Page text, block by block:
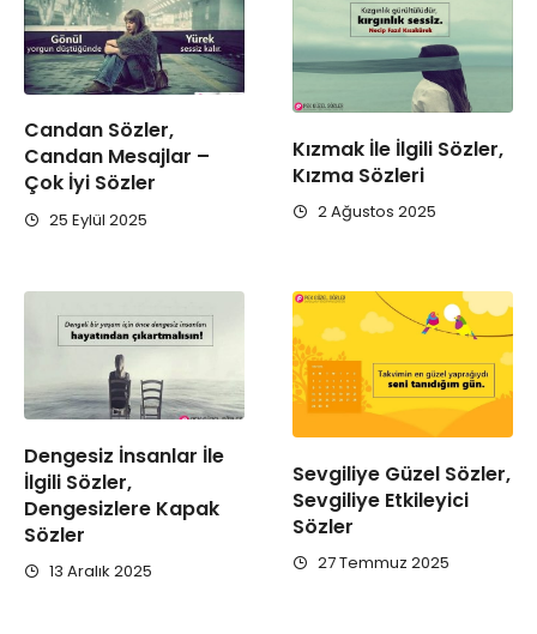
Candan Sözler,
Candan Mesajlar –
Çok İyi Sözler
25 Eylül 2025
Kızmak İle İlgili Sözler,
Kızma Sözleri
2 Ağustos 2025
Dengesiz İnsanlar İle
İlgili Sözler,
Dengesizlere Kapak
Sözler
13 Aralık 2025
Sevgiliye Güzel Sözler,
Sevgiliye Etkileyici
Sözler
27 Temmuz 2025